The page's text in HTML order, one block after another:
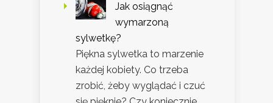
Jak osiągnąć
wymarzoną
sylwetkę?
Piękna sylwetka to marzenie
każdej kobiety. Co trzeba
zrobić, żeby wyglądać i czuć